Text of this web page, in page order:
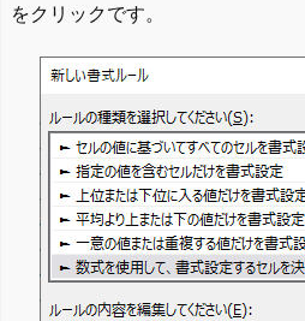
をクリックです。